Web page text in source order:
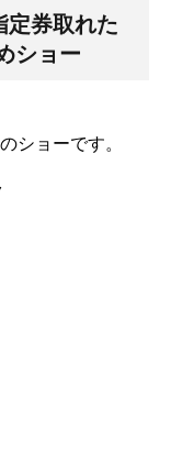
定券取れた
ショー
ショーです。